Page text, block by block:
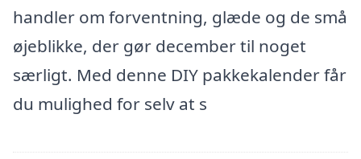
handler om forventning, glæde og de små
øjeblikke, der gør december til noget
særligt. Med denne DIY pakkekalender får
du mulighed for selv at s